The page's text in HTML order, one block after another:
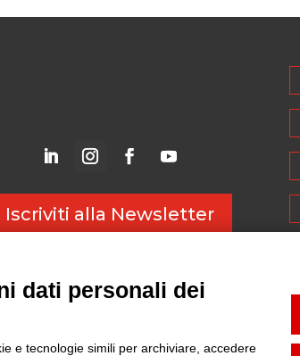
Iscriviti alla Newsletter
dati personali dei
e tecnologie simili per archiviare, accedere